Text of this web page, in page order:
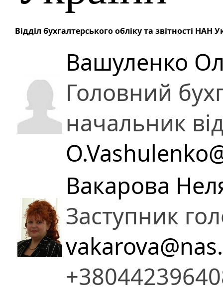
Відділ бухгалтерського обліку та звітності НАН
Вашуленко
Головний
начальник
Вакарова
Заступник